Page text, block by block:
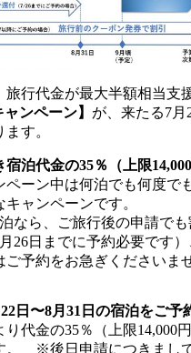
旅行代金が最大半額相当支
ンペーン】 が、来たる7月
す。
泊代金の35％（上限
ペーン中は何泊でも何度で
ャンペーンです。
なら、ご旅行後の申請で
26日までに予約必要です
予約をお急ぎくださいませ
日〜8月31日の宿泊をご予
代金の35％（上限14,000
。 ※後日申請につきまし